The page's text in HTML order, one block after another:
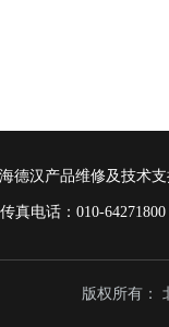
海德汉产品维修及技术
真电话：
版权所有：